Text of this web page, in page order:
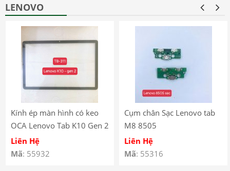
LENOVO
Kính ép màn hình có keo
OCA Lenovo Tab K10 Gen 2
(2025) – TB-311
Liên Hệ
Mã: 55932
Cụm chân Sạc Lenovo tab
M8 8505
Liên Hệ
Mã: 55316